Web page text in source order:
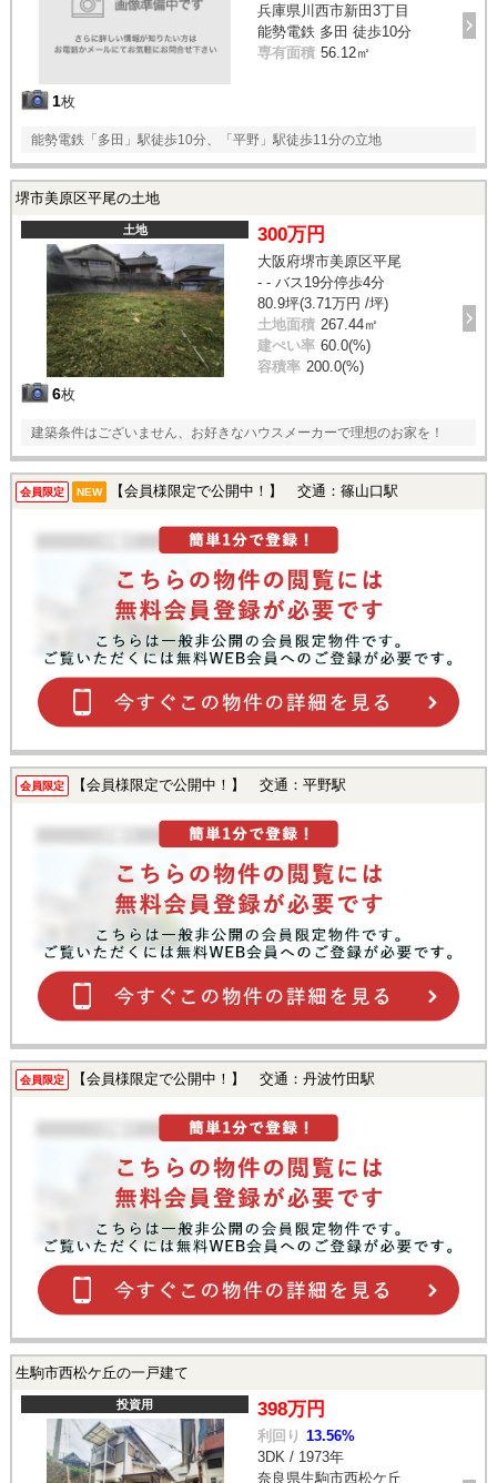
1枚
兵庫県川西市新田3丁目
能勢電鉄 多田 徒歩10分
専有面積 56.12㎡
能勢電鉄「多田」駅徒歩10分、「平野」駅徒歩11分の立地
堺市美原区平尾の土地
土地
6枚
300万円
大阪府堺市美原区平尾
- - バス19分停歩4分
80.9坪(3.71万円 /坪)
土地面積 267.44㎡
建ぺい率 60.0(%)
容積率 200.0(%)
建築条件はございません、お好きなハウスメーカーで理想のお家を！
会員限定 NEW 【会員様限定で公開中！】 交通：篠山口駅
会員限定 【会員様限定で公開中！】 交通：平野駅
会員限定 【会員様限定で公開中！】 交通：丹波竹田駅
生駒市西松ケ丘の一戸建て
投資用 398万円
利回り 13.56%
3DK / 1973年
奈良県生駒市西松ケ丘